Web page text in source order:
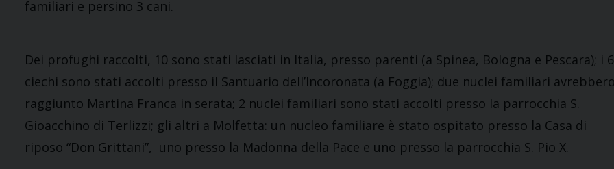
familiari e persino 3 cani.
Dei profughi raccolti, 10 sono stati lasciati in Italia, presso parenti (a Spinea, Bologna e Pescara); i 6
ciechi sono stati accolti presso il Santuario dell’Incoronata (a Foggia); due nuclei familiari
raggiunto Martina Franca in serata; 2 nuclei familiari sono stati accolti presso la parrocchia S.
Gioacchino di Terlizzi; gli altri a Molfetta: un nucleo familiare è stato ospitato presso la Casa di
riposo “Don Grittani”, uno presso la Madonna della Pace e uno presso la parrocchia S. Pio X.